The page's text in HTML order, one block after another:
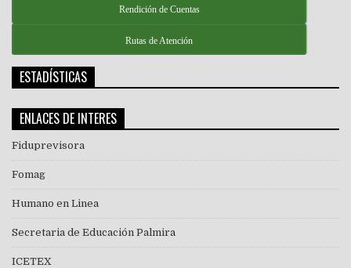
Rendición de Cuentas
Rutas de Atención
ESTADÍSTICAS
ENLACES DE INTERES
Fiduprevisora
Fomag
Humano en Linea
Secretaria de Educación Palmira
ICETEX